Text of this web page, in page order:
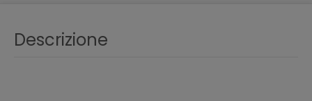
Descrizione